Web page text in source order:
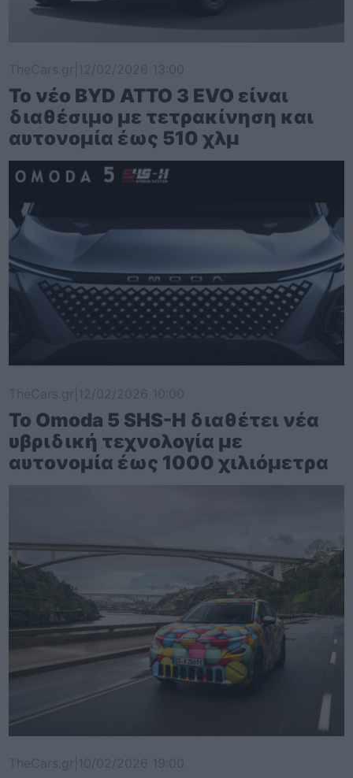
Το νέο BYD ATTO 3 EVO είναι
διαθέσιμο με τετρακίνηση και
αυτονομία έως 510 χλμ
Το Omoda 5 SHS-H διαθέτει νέα
υβριδική τεχνολογία με
αυτονομία έως 1000 χιλιόμετρα